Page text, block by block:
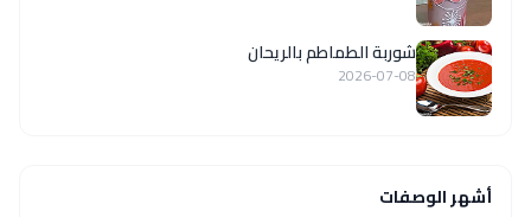
شوربة الطماطم بالريحان
2026-07-08
أشهر الوصفات